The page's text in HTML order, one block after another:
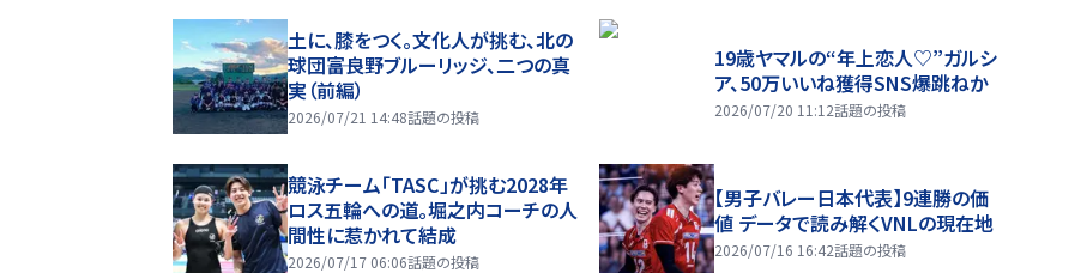
土に、膝をつく。文化人が挑む、北の
球団――富良野ブルーリッジ、二つの真
実（前編）
2026/07/21 14:48話題の投稿
19歳ヤマルの“年上恋人♡”ガルシ
ア、50万いいね獲得SNS爆跳ねか
2026/07/20 11:12話題の投稿
競泳チーム「TASC」が挑む2028年
ロス五輪への道。堀之内コーチの人
間性に惹かれて結成
2026/07/17 06:06話題の投稿
【男子バレー日本代表】9連勝の価
値 データで読み解くVNLの現在地
2026/07/16 16:42話題の投稿